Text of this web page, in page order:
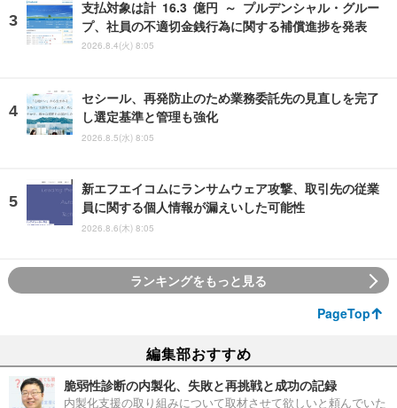
支払対象は計 16.3 億円 ～ プルデンシャル・グルー
プ、社員の不適切金銭行為に関する補償進捗を発表
2026.8.4(火) 8:05
セシール、再発防止のため業務委託先の見直しを完了
し選定基準と管理も強化
2026.8.5(水) 8:05
新エフエイコムにランサムウェア攻撃、取引先の従業
員に関する個人情報が漏えいした可能性
2026.8.6(木) 8:05
ランキングをもっと見る
PageTop
編集部おすすめ
脆弱性診断の内製化、失敗と再挑戦と成功の記録
内製化支援の取り組みについて取材させて欲しいと頼んでいた